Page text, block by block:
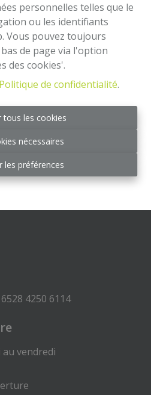
personnelles telles que le
ou les identifiants
Vous pouvez toujours
de page via l'option
des cookies'.
Politique de confidentialité.
tous les cookies
nécessaires
les préférences
et régisseur
agents immobiliers, rue
Bruxelles
code-de-deontologie
4250 6114
vendredi